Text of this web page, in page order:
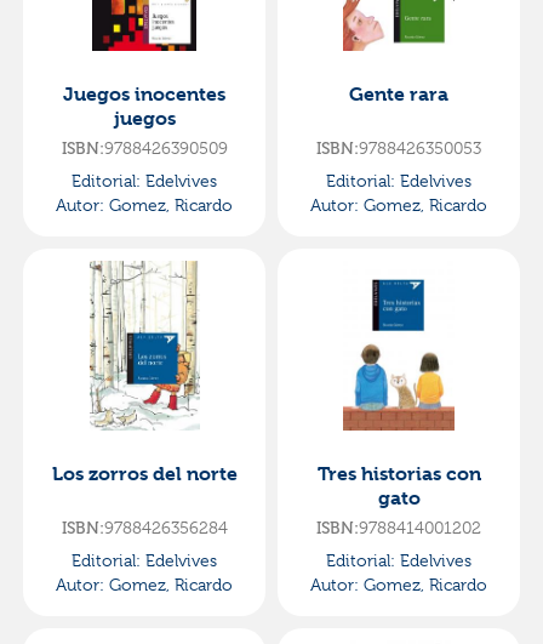
Juegos inocentes
juegos
ISBN:9788426390509
Editorial: Edelvives
Autor: Gomez, Ricardo
Gente rara
ISBN:9788426350053
Editorial: Edelvives
Autor: Gomez, Ricardo
Los zorros del norte
ISBN:9788426356284
Editorial: Edelvives
Autor: Gomez, Ricardo
Tres historias con
gato
ISBN:9788414001202
Editorial: Edelvives
Autor: Gomez, Ricardo